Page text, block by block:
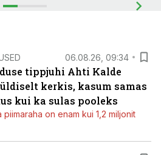
06.08.26, 09:34
tippjuhi Ahti Kalde
kerkis, kasum samas
kui ka sulas pooleks
piimaraha on enam kui 1,2 miljonit